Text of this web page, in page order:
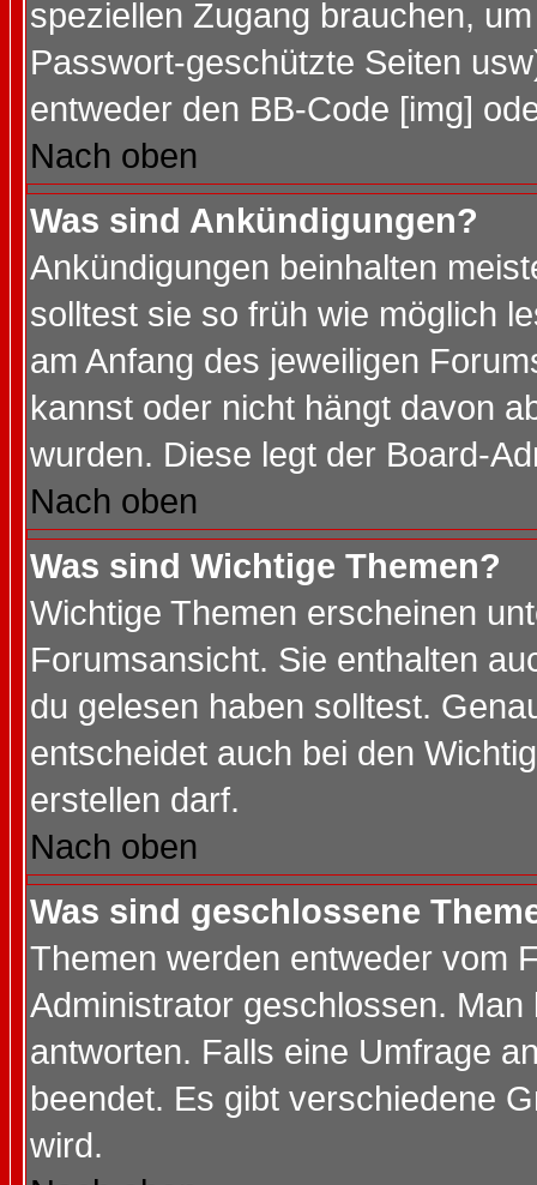
speziellen Zugang brauchen,
Passwort-geschützte Seiten
entweder den BB-Code [img]
Nach oben
Was sind Ankündigungen?
Ankündigungen beinhalten
solltest sie so früh wie möglich
am Anfang des jeweiligen
kannst oder nicht hängt davon
wurden. Diese legt der Board-
Nach oben
Was sind Wichtige Themen?
Wichtige Themen erscheinen
Forumsansicht. Sie enthalten
du gelesen haben solltest.
entscheidet auch bei den
erstellen darf.
Nach oben
Was sind geschlossene
Themen werden entweder vom
Administrator geschlossen.
antworten. Falls eine Umfrage
beendet. Es gibt verschiedene
wird.